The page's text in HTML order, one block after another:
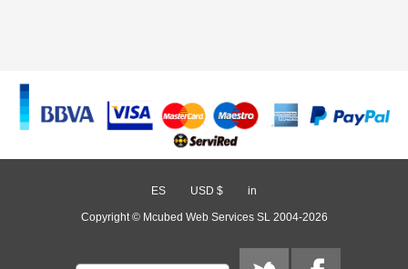
ES USD $ in
Copyright © Mcubed Web Services SL 2004-2026